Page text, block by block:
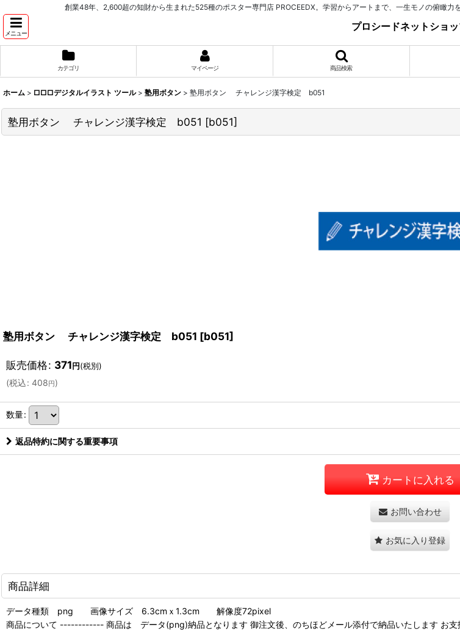
創業48年、2,600超の知財から生まれた525種のポスター専門店 PROCEEDX。学習からアートまで、一生モノの俯
メニュー
プロシードネットショ
カテゴリ マイページ 商品検索
ホーム > □□□デジタルイラスト ツール > 塾用ボタン > 塾用ボタン チャレンジ漢字検定 b051
塾用ボタン チャレンジ漢字検定 b051 [b051]
塾用ボタン チャレンジ漢字検定 b051 [b051]
販売価格: 371円(税別)
(税込: 408円)
数量:
返品特約に関する重要事項
カートに入れる
お問い合わせ
お気に入り登録
商品詳細
データ種類 png 画像サイズ 6.3cmｘ1.3cm 解像度72pixel
商品について ------------ 商品は データ(png)納品となります 御注文後、のちほどメール添付で納品いたします